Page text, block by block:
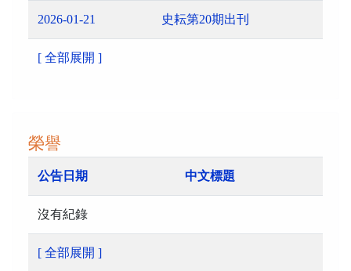
2026-01-21 史耘第20期出刊
[ 全部展開 ]
榮譽
公告日期 中文標題
沒有紀錄
[ 全部展開 ]